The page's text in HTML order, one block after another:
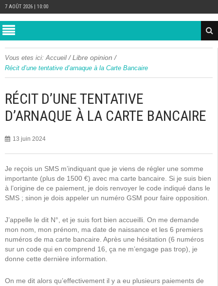
7 AOÛT 2026 | 10:00
Vous etes ici: Accueil /Libre opinion /
Récit d’une tentative d’arnaque à la Carte Bancaire
RÉCIT D’UNE TENTATIVE
D’ARNAQUE À LA CARTE BANCAIRE
13 juin 2024
Je reçois un SMS m’indiquant que je viens de régler une somme
importante (plus de 1500 €) avec ma carte bancaire. Si je suis bien
à l’origine de ce paiement, je dois renvoyer le code indiqué dans le
SMS ; sinon je dois appeler un numéro GSM pour faire opposition.
J’appelle le dit N°, et je suis fort bien accueilli. On me demande
mon nom, mon prénom, ma date de naissance et les 6 premiers
numéros de ma carte bancaire. Après une hésitation (6 numéros
sur un code qui en comprend 16, ça ne m’engage pas trop), je
donne cette dernière information.
On me dit alors qu’effectivement il y a eu plusieurs paiements de